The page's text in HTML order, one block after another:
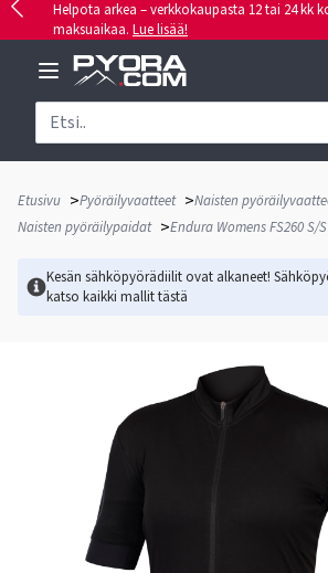
Helpota arkea – verkkokaupasta 12 tai 24 kk
maksuaikaa. Lue lisää!
Etusivu >Pyöräilyvaatteet >Naisten
Naisten pyöräilypaidat >Endura Womens FS260
Kesän sähköpyörädiilit ovat alkaneet!
katso kaikki mallittästä